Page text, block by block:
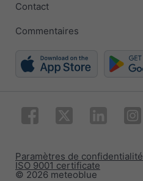
Contact
Commentaires
© 2026 meteoblue
ISO 9001 certificate
Paramètres de confidentialité